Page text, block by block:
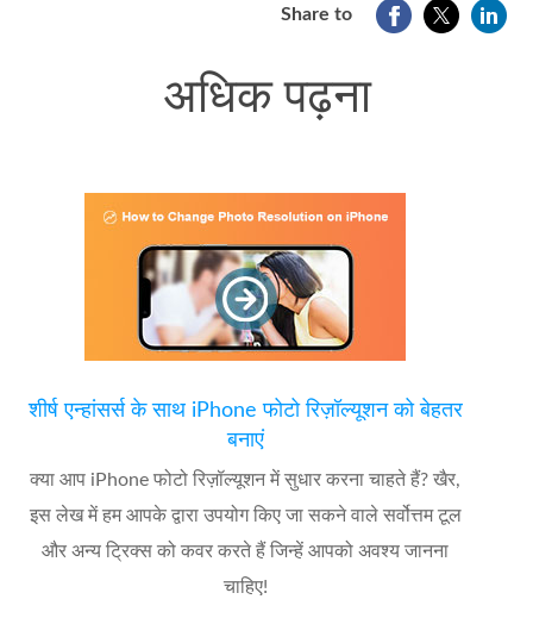
Share to
अधिक पढ़ना
शीर्ष एन्हांसर्स के साथ iPhone फोटो रिज़ॉल्यूशन को बेहतर
बनाएं
क्या आप iPhone फोटो रिज़ॉल्यूशन में सुधार करना चाहते हैं? खैर,
इस लेख में हम आपके द्वारा उपयोग किए जा सकने वाले सर्वोत्तम टूल
और अन्य ट्रिक्स को कवर करते हैं जिन्हें आपको अवश्य जानना
चाहिए!